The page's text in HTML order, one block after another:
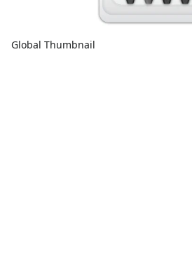
Global Thumbnail